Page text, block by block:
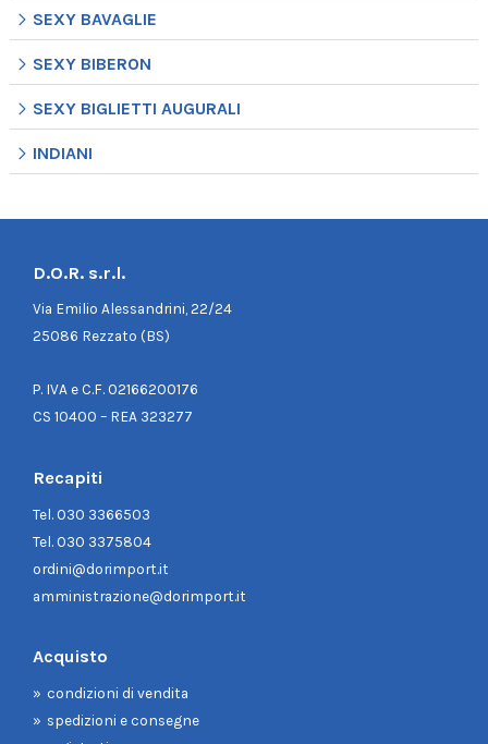
SEXY BAVAGLIE
SEXY BIBERON
SEXY BIGLIETTI AUGURALI
INDIANI
D.O.R. s.r.l.
Via Emilio Alessandrini, 22/24
25086 Rezzato (BS)
P. IVA e C.F. 02166200176
CS 10400 – REA 323277
Recapiti
Tel.030 3366503
Tel.030 3375804
ordini@dorimport.it
amministrazione@dorimport.it
Acquisto
condizioni di vendita
spedizioni e consegne